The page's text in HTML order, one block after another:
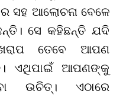
ସହ ଆଲୋଚନା ବେଳେ
ସେ କହିଛନ୍ତି ଯଦି
ତେବେ ଆପଣ
ଏଥିପାଇଁ ଆପଣଙ୍କୁ
ଉଚିତ୍। ଏଠାରେ